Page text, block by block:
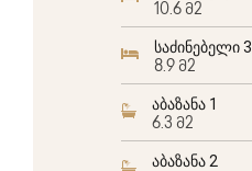
10.6 მ2
საძინებელი 3
8.9 მ2
აბაზანა 1
6.3 მ2
აბაზანა 2